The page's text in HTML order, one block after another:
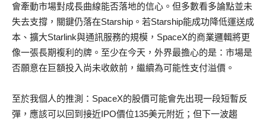
會牽動市場對成長曲線能否落地的信心。但多數看多論點並未
失去支撐，關鍵仍落在Starship。若Starship能成功降低運送成
本、擴大Starlink與通訊服務的規模，SpaceX的商業邏輯將更
像一張長期複利的牌。至少在今天，外界最擔心的是：市場是
否願意在巨額投入尚未收斂前，繼續為可能性支付溢價。
至於我個人的推測：SpaceX的股價可能會先出現一段短暫反
彈，應該可以回到接近IPO價位135美元附近；但下一波趨